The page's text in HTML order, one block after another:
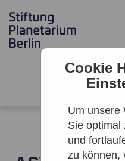
Cookie
Um unsere
Sie optimal
und
zu können,